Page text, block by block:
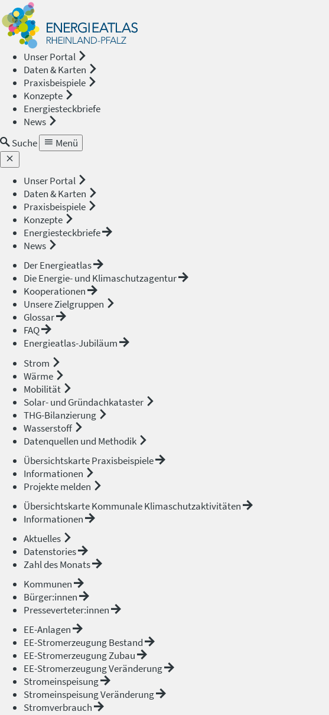
Unser Portal
Daten & Karten
Praxisbeispiele
Konzepte
Energiesteckbriefe
News
Suche
Menü
Unser Portal
Daten & Karten
Praxisbeispiele
Konzepte
Energiesteckbriefe
News
Der Energieatlas
Die Energie- und Klimaschutzagentur
Kooperationen
Unsere Zielgruppen
Glossar
FAQ
Energieatlas-Jubiläum
Strom
Wärme
Mobilität
Solar- und Gründachkataster
THG-Bilanzierung
Wasserstoff
Datenquellen und Methodik
Übersichtskarte Praxisbeispiele
Informationen
Projekte melden
Übersichtskarte Kommunale Klimaschutzaktivitäten
Informationen
Aktuelles
Datenstories
Zahl des Monats
Kommunen
Bürger:innen
Presseverteter:innen
EE-Anlagen
EE-Stromerzeugung Bestand
EE-Stromerzeugung Zubau
EE-Stromerzeugung Veränderung
Stromeinspeisung
Stromeinspeisung Veränderung
Stromverbrauch